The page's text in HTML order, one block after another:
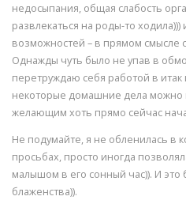
недосыпания, общая слабость
развлекаться на роды-то
возможностей – в прямом смысле
Однажды чуть было не упав в
перетруждаю себя работой в
некоторые домашние дела можно
желающим хоть прямо сейчас
Не подумайте, я не обленилась в
просьбах, просто иногда
малышом в его сонный час)). И это
блаженства)).